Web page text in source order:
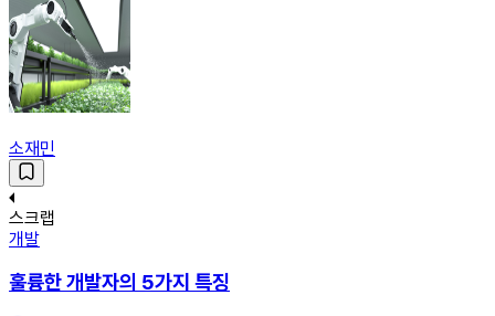
소재민
스크랩
개발
훌륭한 개발자의 5가지 특징